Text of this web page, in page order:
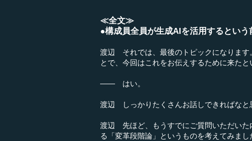
≪全文≫
●構成員全員が生成AIを活用するという
渡辺 それでは、最後のトピックになります
とで、今回はこれをお伝えするために来た
―― はい。
渡辺 しっかりたくさんお話しできればなと
渡辺 先ほど、もうすでにご質問いただいた
る「変革段階論」というものを考えてみま